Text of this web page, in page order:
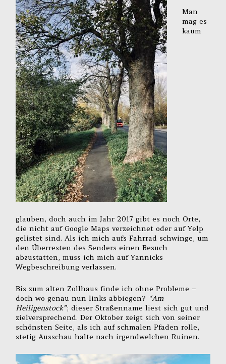
Man
mag es
kaum
glauben, doch auch im Jahr 2017 gibt es noch Orte,
die nicht auf Google Maps verzeichnet oder auf Yelp
gelistet sind. Als ich mich aufs Fahrrad schwinge, um
den Überresten des Senders einen Besuch
abzustatten, muss ich mich auf Yannicks
Wegbeschreibung verlassen.
Bis zum alten Zollhaus finde ich ohne Probleme –
doch wo genau nun links abbiegen? “Am
Heiligenstock”; dieser Straßenname liest sich gut und
zielversprechend. Der Oktober zeigt sich von seiner
schönsten Seite, als ich auf schmalen Pfaden rolle,
stetig Ausschau halte nach irgendwelchen Ruinen.